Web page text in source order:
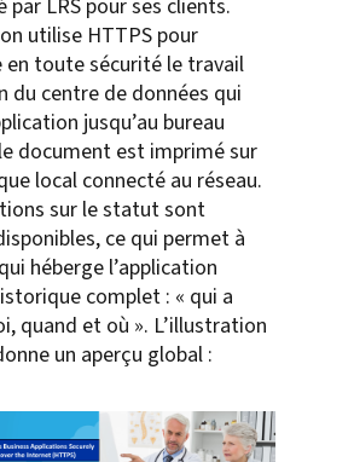
par LRS pour ses clients.
utilise HTTPS pour
toute sécurité le travail
du centre de données qui
jusqu’au bureau
document est imprimé sur
local connecté au réseau.
sur le statut sont
ce qui permet à
héberge l’application
complet : « qui a
quand et où ». L’illustration
un aperçu global :